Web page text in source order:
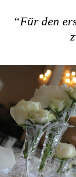
“Für den